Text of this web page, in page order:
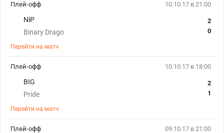
10.10.17 в 21:00
NiP
Binary Drago
2
0
Перейти на матч
Плей-офф
10.10.17 в 18:00
BIG
Pride
2
1
Перейти на матч
Плей-офф
09.10.17 в 21:00
Плей-офф